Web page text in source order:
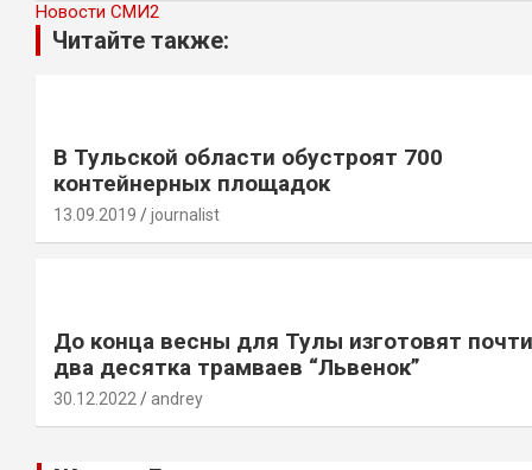
Новости СМИ2
Читайте также:
В Тульской области обустроят 700
контейнерных площадок
13.09.2019 journalist
До конца весны для Тулы изготовят почти
два десятка трамваев “Львенок”
30.12.2022 andrey